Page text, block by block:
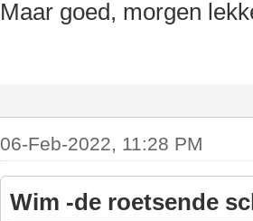
Maar goed, morgen
06-Feb-2022, 11:28 PM
Wim -de roetsende